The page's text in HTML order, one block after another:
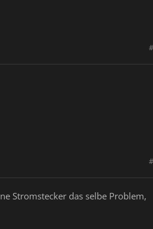
Stromstecker das selbe Problem,